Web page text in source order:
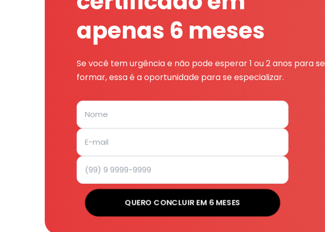
apenas 6 meses
Se você tem urgência e não pode esperar 1 ou 2 anos para se
formar, essa é a oportunidade para se especializar.
QUERO CONCLUIR EM 6 MESES